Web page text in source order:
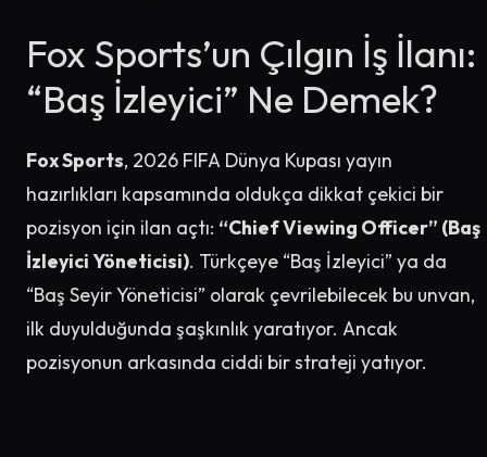
Fox Sports’un Çılgın İş İlanı:
“Baş İzleyici” Ne Demek?
Fox Sports, 2026 FIFA Dünya Kupası yayın
hazırlıkları kapsamında oldukça dikkat çekici bir
pozisyon için ilan açtı: “Chief Viewing Officer” (Baş
İzleyici Yöneticisi). Türkçeye “Baş İzleyici” ya da
“Baş Seyir Yöneticisi” olarak çevrilebilecek bu unvan,
ilk duyulduğunda şaşkınlık yaratıyor. Ancak
pozisyonun arkasında ciddi bir strateji yatıyor.